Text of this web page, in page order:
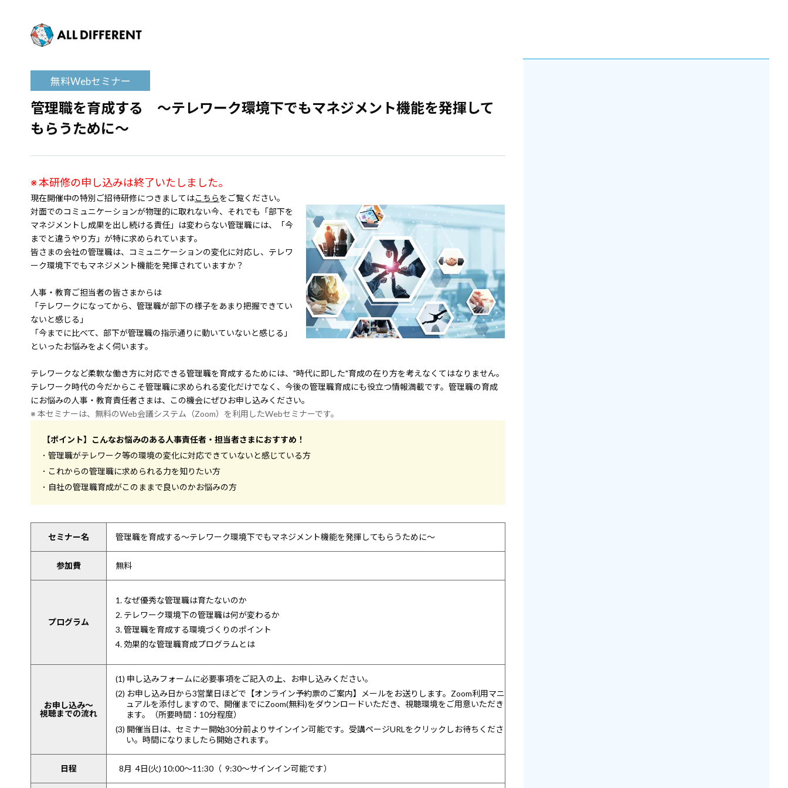
無料Webセミナー
管理職を育成する ～テレワーク環境下でもマネジメント機能を発揮して
もらうために～
※ 本研修の申し込みは終了いたしました。
現在開催中の特別ご招待研修につきましてはこちらをご覧ください。
対面でのコミュニケーションが物理的に取れない今、それでも「部下を
マネジメントし成果を出し続ける責任」は変わらない管理職には、「今
までと違うやり方」が特に求められています。
皆さまの会社の管理職は、コミュニケーションの変化に対応し、テレワ
ーク環境下でもマネジメント機能を発揮されていますか？
人事・教育ご担当者の皆さまからは
「テレワークになってから、管理職が部下の様子をあまり把握できてい
ないと感じる」
「今までに比べて、部下が管理職の指示通りに動いていないと感じる」
といったお悩みをよく伺います。
テレワークなど柔軟な働き方に対応できる管理職を育成するためには、"時代に即した"育成の在り方を考えなくてはなりません。
テレワーク時代の今だからこそ管理職に求められる変化だけでなく、今後の管理職育成にも役立つ情報満載です。管理職の育成
にお悩みの人事・教育責任者さまは、この機会にぜひお申し込みください。
※ 本セミナーは、無料のWeb会議システム（Zoom）を利用したWebセミナーです。
【ポイント】こんなお悩みのある人事責任者・担当者さまにおすすめ！
･ 管理職がテレワーク等の環境の変化に対応できていないと感じている方
･ これからの管理職に求められる力を知りたい方
･ 自社の管理職育成がこのままで良いのかお悩みの方
セミナー名 管理職を育成する～テレワーク環境下でもマネジメント機能を発揮してもらうために～
参加費 無料
プログラム
1. なぜ優秀な管理職は育たないのか
2. テレワーク環境下の管理職は何が変わるか
3. 管理職を育成する環境づくりのポイント
4. 効果的な管理職育成プログラムとは
お申し込み～
視聴までの流れ
(1) 申し込みフォームに必要事項をご記入の上、お申し込みください。
(2) お申し込み日から3営業日ほどで【オンライン予約票のご案内】メールをお送りします。Zoom利用マニ
ュアルを添付しますので、開催までにZoom(無料)をダウンロードいただき、視聴環境をご用意いただき
ます。（所要時間：10分程度）
(3) 開催当日は、セミナー開始30分前よりサインイン可能です。受講ページURLをクリックしお待ちくださ
い。時間になりましたら開始されます。
日程 8月 4日(火) 10:00～11:30 （ 9:30～サインイン可能です）